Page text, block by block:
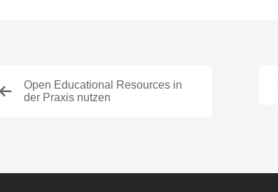
Open Educational Resources in
der Praxis nutzen